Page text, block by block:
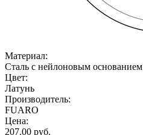
Материал:
Сталь с нейлоновым основанием
Цвет:
Латунь
Производитель:
FUARO
Цена:
207.00 руб.